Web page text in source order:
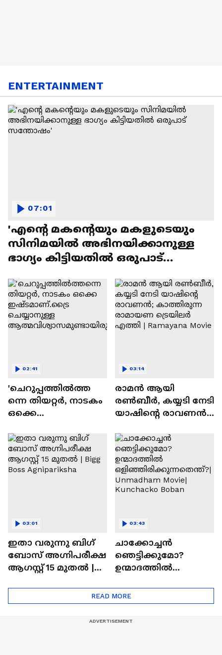
ENTERTAINMENT
'എന്റെ മകന്റെയും മകളുടെയും
സിനിമയിൽ അഭിനയിക്കാനുള്ള
ഭാഗ്യം കിട്ടിയതിൽ ഒരുപാട്
07:01
'ചെറുപ്പത്തിൽത്ത
ന്നെ തിയറ്റർ, നാടകം
ഒക്കെ
ചെയ്യാനുള്ള
ആത്മവിശ്വാസമുണ്ടാ
യിരുന്നില്ല'
02:41
രാമന്‍ ആയി
രൺബീർ, കയ്യടി നേടി
യാഷിന്റെ രാവണൻ;
രാമായണ ട്രെയിലർ
എത്തി | Ramayana
Movie
03:14
ഇതാ വരുന്നു ബിഗ്
ബോസ് അഗ്നിപരീക്ഷ
ആഗസ്റ്റ് 15 മുതൽ |
03:01
ചാക്കോച്ചന്‍
ഞെട്ടിക്കുമോ?
ഉന്മാദത്തിൽ
ന്ത്?| Unmadham
Movie| Kunchacko
03:43
READ MORE